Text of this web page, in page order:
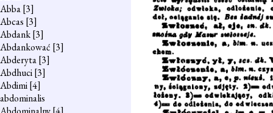
Abba[3]
Abcas [3]
Abdank[3]
Abdankować [3]
Abderyta[3]
Abdhuci[3]
Abdimi[4]
abdominalis